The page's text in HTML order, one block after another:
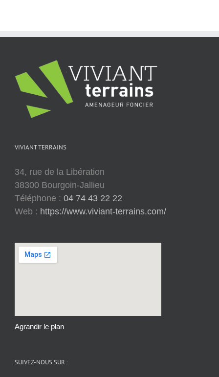
VIVIANT TERRAINS
34, rue de la Libération
38300 Bourgoin-Jallieu
Téléphone : 04 74 43 22 22
Web : https://www.viviant-terrains.com/
Agrandir le plan
SUIVEZ-NOUS SUR :